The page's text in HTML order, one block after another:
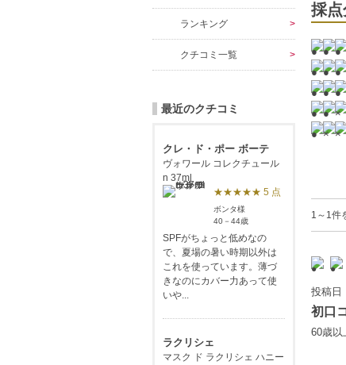
採
1～1件
投稿日
初口
60歳以
ランキング
クチコミ一覧
最近のクチコミ
クレ・ド・ポー ボーテ
ヴォワール コレクチュール
n 37ml
★★★★★ 5 点
ボンタ様
40－44歳
SPFがちょっと低めなの
で、夏場の暑い時期以外は
これを使っています。薄づ
きなのにカバー力あって使
いや...
ラクリシェ
マスク ド ラクリシェ ハニー